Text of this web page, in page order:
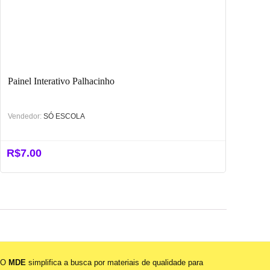
Painel Interativo Palhacinho
Vendedor: SÓ ESCOLA
R$7.00
O MDE simplifica a busca por materiais de qualidade para